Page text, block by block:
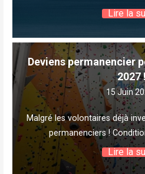
Lire la
Deviens permanencier
2027
15 Juin
Malgré les volontaires déjà
permanenciers !
Lire la